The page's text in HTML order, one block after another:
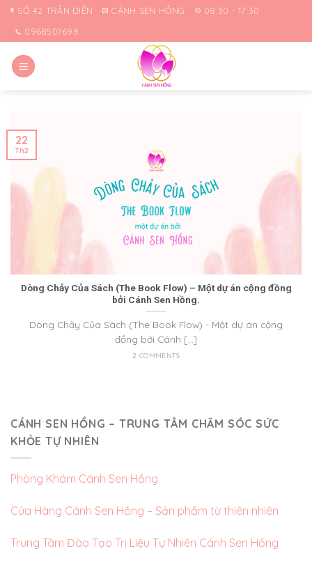
Skip
content
SỐ 42 TRẦN ĐIỀN CÁNH SEN HỒNG
08:30 - 17:30
0968507699
Dòng Chảy Của Sách (The Book Flow) – Một dự án cộng đồng
bởi Cánh Sen Hồng.
Dòng Chảy Của Sách (The Book Flow) - Một dự án cộng
đồng bởi Cánh [...]
2 COMMENTS
22
Th2
CÁNH SEN HỒNG – TRUNG TÂM CHĂM SÓC SỨC
KHỎE TỰ NHIÊN
Phòng Khám Cánh Sen Hồng
Cửa Hàng Cánh Sen Hồng – Sản phẩm từ thiên nhiên
Trung Tâm Đào Tạo Trị Liệu Tự Nhiên Cánh Sen Hồng